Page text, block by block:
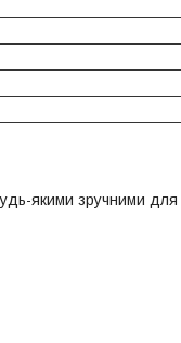
якими зручними